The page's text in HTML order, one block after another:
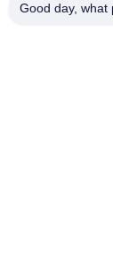
Good day, what